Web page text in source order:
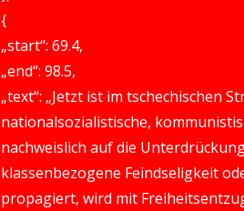
{
„start“: 69.4,
„end“: 98.5,
„text“: „Jetzt ist im tschechischen
nationalsozialistische,
nachweislich auf die
klassenbezogene Feindseligkeit
propagiert, wird mit